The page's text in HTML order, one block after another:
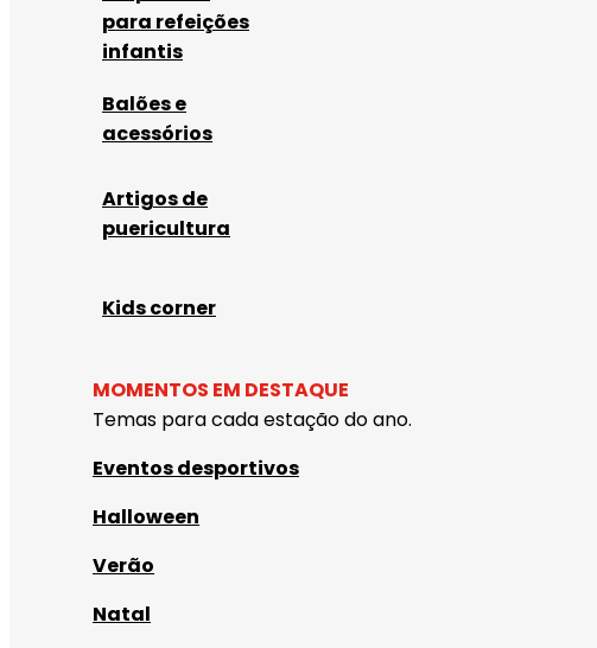
para refeições
infantis
Balões e
acessórios
Artigos de
puericultura
Kids corner
MOMENTOS EM DESTAQUE
Temas para cada estação do ano.
Eventos desportivos
Halloween
Verão
Natal